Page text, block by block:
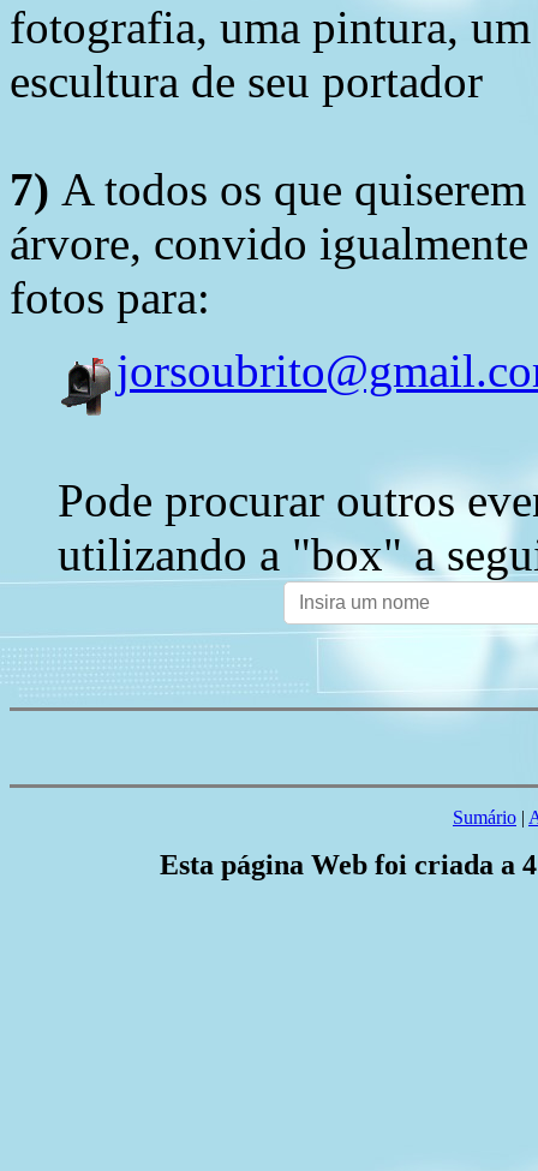
fotografia, uma pintura,
escultura de seu portador
7) A todos os que
árvore, convido
fotos para:
Pode procurar outros
utilizando a "box" a
Sumário |
Esta página Web foi criada a